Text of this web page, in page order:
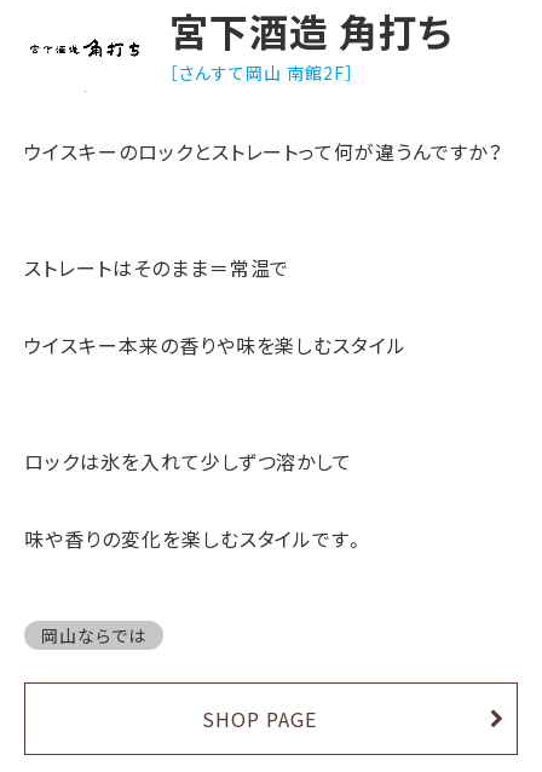
宮下酒造 角打ち
［さんすて岡山 南館2F］
ウイスキーのロックとストレートって何が違うんですか？
ストレートはそのまま＝常温で
ウイスキー本来の香りや味を楽しむスタイル
ロックは氷を入れて少しずつ溶かして
味や香りの変化を楽しむスタイルです。
岡山ならでは
SHOP PAGE